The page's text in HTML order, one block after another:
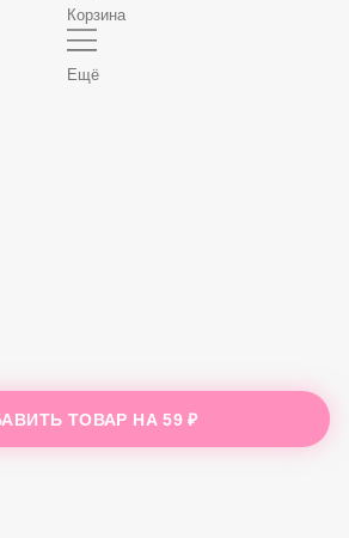
ТОВАР НА59 ₽
Корзина
Ещё